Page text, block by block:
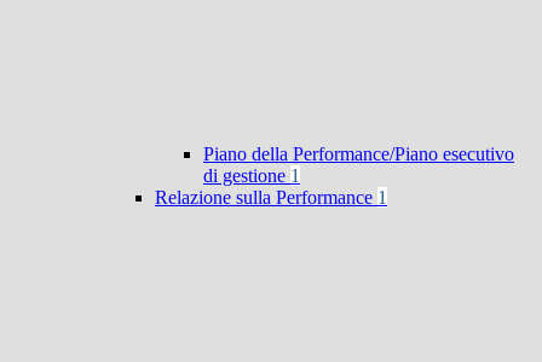
Piano della Performance/Piano esecutivo
di gestione 1
Relazione sulla Performance 1